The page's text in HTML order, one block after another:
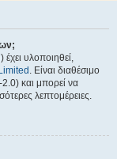
υλοποιηθεί,
. Είναι διαθέσιμο
και μπορεί να
λεπτομέρειες.